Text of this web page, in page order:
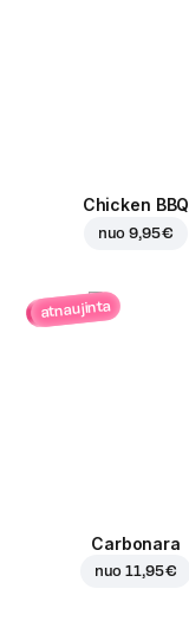
Chicken BBQ
nuo9,95 €
atnaujinta
Carbonara
nuo11,95 €